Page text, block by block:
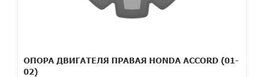
ОПОРА ДВИГАТЕЛЯ ПРАВАЯ HONDA ACCORD (01-
02)